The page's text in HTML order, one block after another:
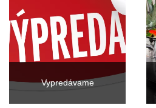
Vypredávame